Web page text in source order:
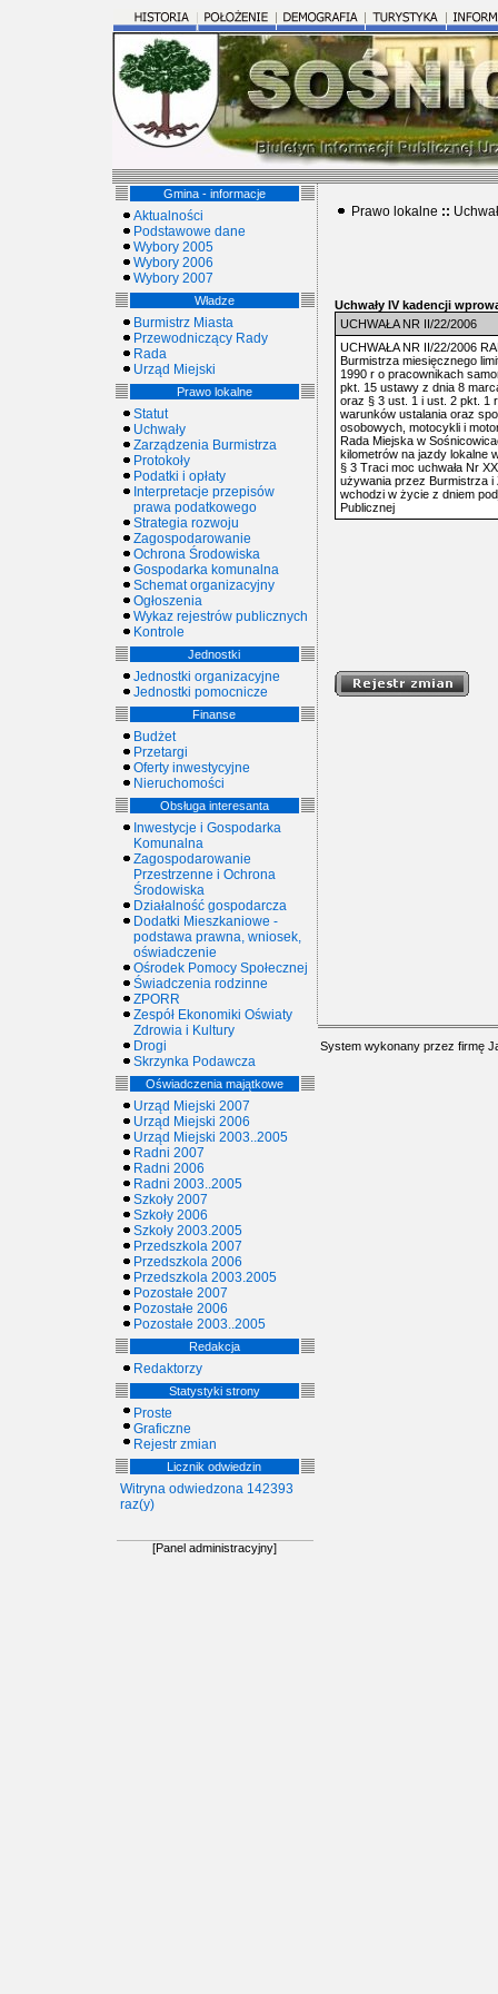
Gmina - informacje
Aktualności
Podstawowe dane
Wybory 2005
Wybory 2006
Wybory 2007
Władze
Burmistrz Miasta
Przewodniczący Rady
Rada
Urząd Miejski
Prawo lokalne
Statut
Uchwały
Zarządzenia Burmistrza
Protokoły
Podatki i opłaty
Interpretacje przepisów
prawa podatkowego
Strategia rozwoju
Zagospodarowanie
Ochrona Środowiska
Gospodarka komunalna
Schemat organizacyjny
Ogłoszenia
Wykaz rejestrów publicznych
Kontrole
Jednostki
Jednostki organizacyjne
Jednostki pomocnicze
Finanse
Budżet
Przetargi
Oferty inwestycyjne
Nieruchomości
Obsługa interesanta
Inwestycje i Gospodarka
Komunalna
Zagospodarowanie
Przestrzenne i Ochrona
Środowiska
Działalność gospodarcza
Dodatki Mieszkaniowe -
podstawa prawna, wniosek,
oświadczenie
Ośrodek Pomocy Społecznej
Świadczenia rodzinne
ZPORR
Zespół Ekonomiki Oświaty
Zdrowia i Kultury
Drogi
Skrzynka Podawcza
Oświadczenia majątkowe
Urząd Miejski 2007
Urząd Miejski 2006
Urząd Miejski 2003..2005
Radni 2007
Radni 2006
Radni 2003..2005
Szkoły 2007
Szkoły 2006
Szkoły 2003.2005
Przedszkola 2007
Przedszkola 2006
Przedszkola 2003.2005
Pozostałe 2007
Pozostałe 2006
Pozostałe 2003..2005
Redakcja
Redaktorzy
Statystyki strony
Proste
Graficzne
Rejestr zmian
Licznik odwiedzin
Witryna odwiedzona 142393
raz(y)
[Panel administracyjny]
Prawo lokalne ::
Uchwały IV kadencji
UCHWAŁA NR II/22/2006
UCHWAŁA NR II/22/2006
Burmistrza miesięcznego
1990 r o pracownikach
pkt. 15 ustawy z dnia 8
oraz § 3 ust. 1 i ust. 2 pkt. 1
warunków ustalania oraz
osobowych, motocykli i
Rada Miejska w
kilometrów na jazdy lokalne
§ 3 Traci moc uchwała Nr
używania przez Burmistrza i
wchodzi w życie z dniem
Publicznej
System wykonany przez firmę